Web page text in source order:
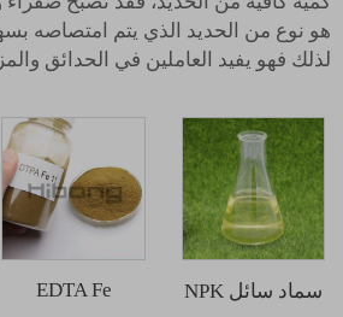
هو نوع من الحديد الذي يتم امتصاصه
لذلك فهو يفيد العاملين في الحدائق
سماد سائل NPK EDTA Fe